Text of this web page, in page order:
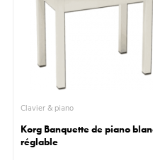
Clavier & piano
Korg Banquette de piano
réglable